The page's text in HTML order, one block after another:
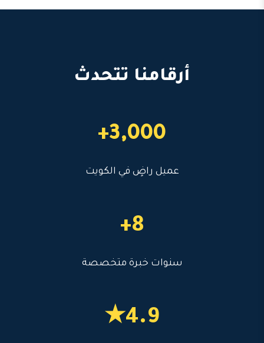
أرقامنا تتحدث
3,000+
عميل راضٍ في الكويت
8+
سنوات خبرة متخصصة
4.9★